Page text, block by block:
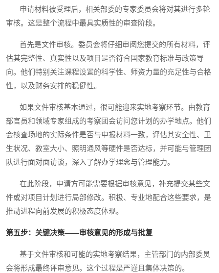
申请材料被受理后，相关部委的专家委员会将对其进行多轮
审核。这是整个流程中最具实质性的审查阶段。
首先是文件审核。委员会将仔细审阅您提交的所有材料，评
估其完整性、真实性以及项目是否符合国家教育标准与政策导
向。他们特别关注课程设置的科学性、师资力量的充足性与合格
性，以及财务安排的稳健性。
如果文件审核基本通过，很可能迎来实地考察环节。由教育
部官员和领域专家组成的考察团会访问您计划的办学地点。他们
会核查场地的实际条件是否与申报材料一致，评估其安全性、卫
生状况、教室大小、照明通风等硬件是否达标，并可能与管理团
队进行面对面访谈，深入了解办学理念与管理能力。
在此阶段，申请方可能需要根据审核意见，补充提交某些文
件或对项目计划进行局部修改。积极、专业地配合这些要求，是
推动进程向前发展的积极态度体现。
第五步：关键决策——审核意见的形成与批复
基于文件审核和可能的实地考察结果，主管部门的内部委员
会将形成最终评审意见。这个过程是严谨且集体决策的。